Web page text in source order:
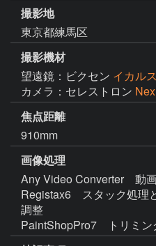
撮影地
東京都練馬区
撮影機材
望遠鏡：ビクセン イカル
カメラ：セレストロン
焦点距離
910mm
画像処理
Any Video Converter　動
Registax6　スタック処理
調整
PaintShopPro7　トリミン